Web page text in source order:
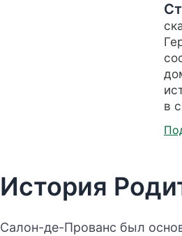
в
История
Салон-де-Прованс был